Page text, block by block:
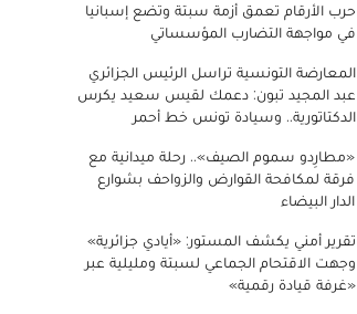
حرب الأرقام تعمق أزمة سبتة وتضع إسبانيا
في مواجهة التضارب المؤسساتي
المعارضة التونسية تراسل الرئيس الجزائري
عبد المجيد تبون: دعمك لقيس سعيد يكرس
الدكتاتورية.. وسيادة تونس خط أحمر
«مطارِدو سموم الصيف».. رحلة ميدانية مع
فرقة لمكافحة القوارض والزواحف بشوارع
الدار البيضاء
تقرير أمني يكشف المستور: «أيادي جزائرية»
وجهت الاقتحام الجماعي لسبتة ومليلية عبر
«غرفة قيادة رقمية»